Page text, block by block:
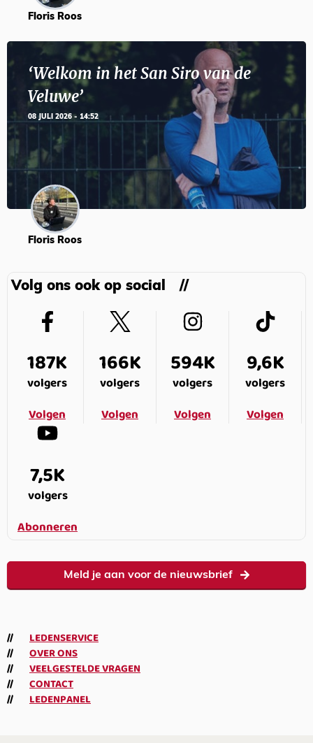
Floris Roos
‘Welkom in het San Siro van de
Veluwe’
08 JULI 2026 - 14:52
Floris Roos
Volg ons ook op social
187K
volgers
Volgen
166K
volgers
Volgen
594K
volgers
Volgen
9,6K
volgers
Volgen
7,5K
volgers
Abonneren
Meld je aan voor de nieuwsbrief
LEDENSERVICE
OVER ONS
VEELGESTELDE VRAGEN
CONTACT
LEDENPANEL